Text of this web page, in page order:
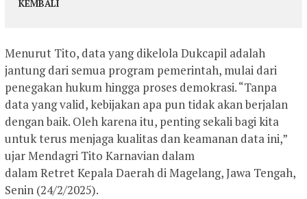
KEMBALI
Menurut Tito, data yang dikelola Dukcapil adalah
jantung dari semua program pemerintah, mulai dari
penegakan hukum hingga proses demokrasi. “Tanpa
data yang valid, kebijakan apa pun tidak akan berjalan
dengan baik. Oleh karena itu, penting sekali bagi kita
untuk terus menjaga kualitas dan keamanan data ini,”
ujar Mendagri Tito Karnavian dalam
dalam Retret Kepala Daerah di Magelang, Jawa Tengah,
Senin (24/2/2025).